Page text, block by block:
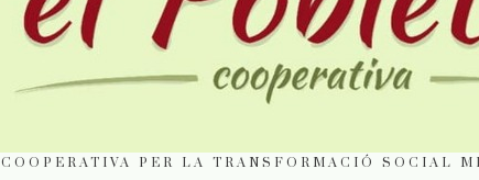
COOPERATIVA PER LA TRANSFORMACIÓ SOCIAL